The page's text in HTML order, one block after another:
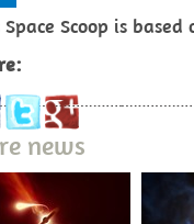
Space Scoop is
news